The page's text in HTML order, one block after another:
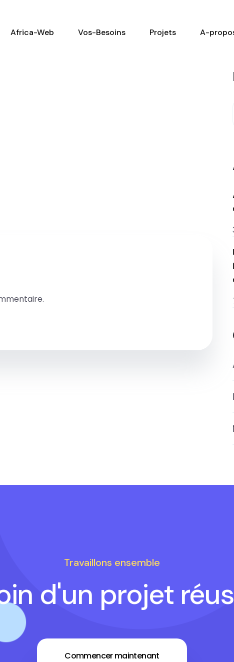
Africa-Web Vos-Besoins Projets A-
Travaillons ensemble
d'un projet
Commencer maintenant